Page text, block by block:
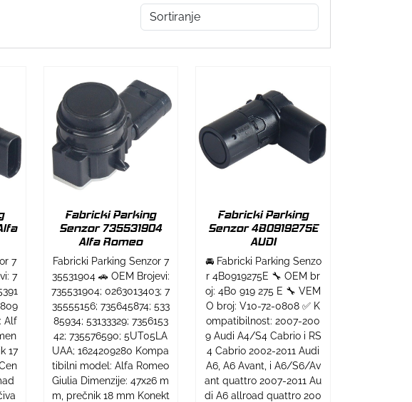
7
7
Alf
17
Fabricki Parking
Senzor 735531904
Alfa Romeo
Fabricki Parking Senzor 7
35531904 🚗 OEM Brojevi:
735531904; 0263013403; 7
35555156; 735645874; 533
85934; 53133329; 7356153
42; 735576590; 5UT05LA
UAA; 1624209280 Kompa
tibilni model: Alfa Romeo
Giulia Dimenzije: 47x26 m
m, prečnik 18 mm Konekt
Fabricki Parking
Senzor 4B0919275E
AUDI
🚘 Fabricki Parking Senzo
r 4B0919275E 🔧 OEM br
oj: 4B0 919 275 E 🔧 VEM
O broj: V10-72-0808 ✅ K
ompatibilnost: 2007-200
9 Audi A4/S4 Cabrio i RS
4 Cabrio 2002-2011 Audi
A6, A6 Avant, i A6/S6/Av
ant quattro 2007-2011 Au
di A6 allroad quattro 200